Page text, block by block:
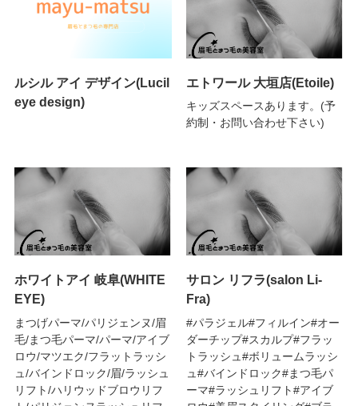
ルシル アイ デザイン(Lucil
eye design)
エトワール 大垣店(Etoile)
キッズスペースあります。(予
約制・お問い合わせ下さい)
ホワイトアイ 岐阜(WHITE
EYE)
まつげパーマ/パリジェンヌ/眉
毛/まつ毛パーマ/パーマ/アイブ
ロウ/マツエク/フラットラッシ
ュ/バインドロック/眉/ラッシュ
リフト/ハリウッドブロウリフ
サロン リフラ(salon Li-
Fra)
#パラジェル#フィルイン#オー
ダーチップ#スカルプ#フラッ
トラッシュ#ボリュームラッシ
ュ#バインドロック#まつ毛パ
ーマ#ラッシュリフト#アイブ